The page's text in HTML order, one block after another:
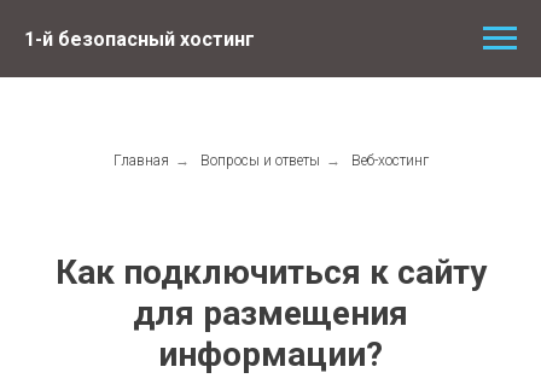
1-й безопасный хостинг
Главная → Вопросы и ответы → Веб-хостинг
Как подключиться к сайту
для размещения
информации?